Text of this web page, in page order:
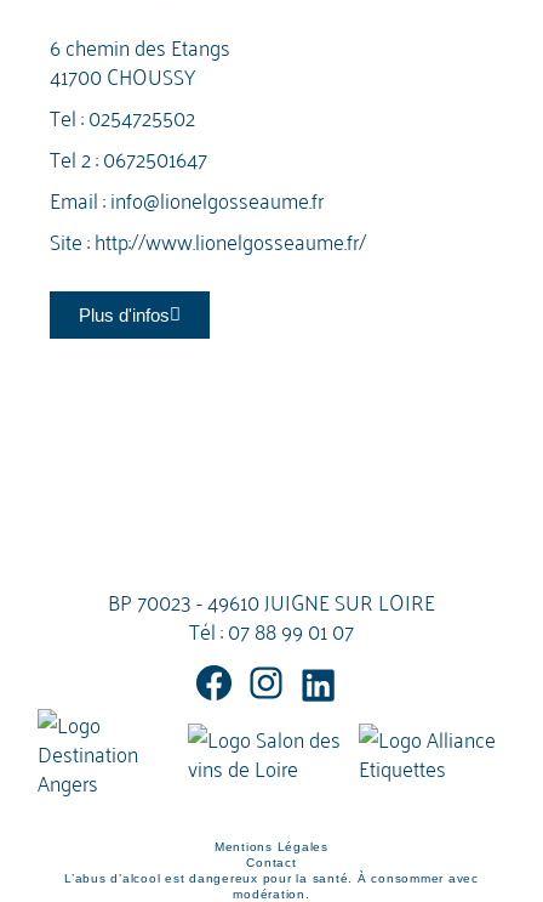
6 chemin des Etangs
41700 CHOUSSY
Tel :0254725502
Tel 2 :0672501647
Email :info@lionelgosseaume.fr
Site :http://www.lionelgosseaume.fr/
Plus d'infos
BP 70023 - 49610 JUIGNE SUR LOIRE
Tél :07 88 99 01 07
Mentions Légales
Contact
L’abus d’alcool est dangereux pour la santé. À consommer avec
modération.